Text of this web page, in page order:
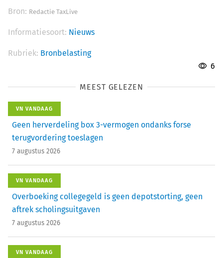
Bron: Redactie TaxLive
Informatiesoort: Nieuws
Rubriek: Bronbelasting
6
MEEST GELEZEN
VN VANDAAG
Geen herverdeling box 3-vermogen ondanks forse
terugvordering toeslagen
7 augustus 2026
VN VANDAAG
Overboeking collegegeld is geen depotstorting, geen
aftrek scholingsuitgaven
7 augustus 2026
VN VANDAAG